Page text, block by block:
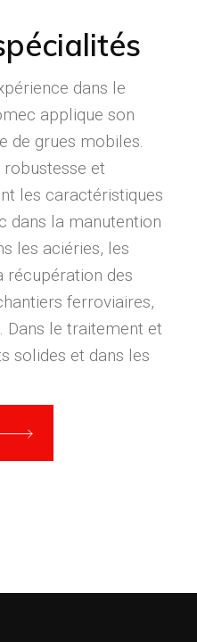
dans le
applique son
de grues mobiles.
et
les caractéristiques
dans la manutention
les aciéries, les
récupération des
ferroviaires,
Dans le traitement et
solides et dans les